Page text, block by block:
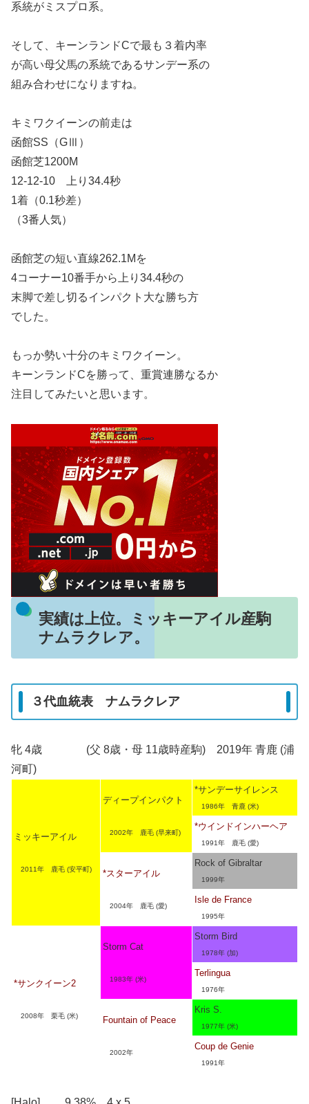
系統がミスプロ系。
そして、キーンランドCで最も３着内率
が高い母父馬の系統であるサンデー系の
組み合わせになりますね。
キミワクイーンの前走は
函館SS（GⅢ）
函館芝1200M
12-12-10 上り34.4秒
1着（0.1秒差）
（3番人気）
函館芝の短い直線262.1Mを
4コーナー10番手から上り34.4秒の
末脚で差し切るインパクト大な勝ち方
でした。
もっか勢い十分のキミワクイーン。
キーンランドCを勝って、重賞連勝なるか
注目してみたいと思います。
実績は上位。ミッキーアイル産駒
ナムラクレア。
３代血統表 ナムラクレア
牝 4歳 (父 8歳・母 11歳時産駒) 2019年 青鹿 (浦
河町)
ミッキーアイル
2011年 鹿毛 (安平町)
ディープインパクト
2002年 鹿毛 (早来町)
*サンデーサイレンス
1986年 青鹿 (米)
*ウインドインハーヘア
1991年 鹿毛 (愛)
*スターアイル
2004年 鹿毛 (愛)
Rock of Gibraltar
1999年
Isle de France
1995年
*サンクイーン2
2008年 栗毛 (米)
Storm Cat
1983年 (米)
Storm Bird
1978年 (加)
Terlingua
1976年
Fountain of Peace
2002年
Kris S.
1977年 (米)
Coup de Genie
1991年